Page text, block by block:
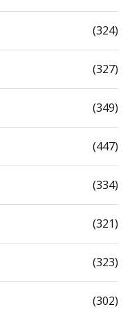
(324)
(327)
(349)
(447)
(334)
(321)
(323)
(302)